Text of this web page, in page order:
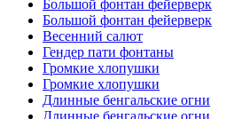
Большой фонтан фейерверк
Большой фонтан фейерверк
Весенний салют
Гендер пати фонтаны
Громкие хлопушки
Громкие хлопушки
Длинные бенгальские огни
Длинные бенгальские огни